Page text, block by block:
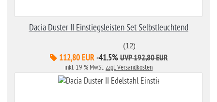
Dacia Duster II Einstiegsleisten Set Selbstleuchtend
(12)
112,80 EUR -41.5% UVP 192,80 EUR
inkl. 19 % MwSt.zzgl. Versandkosten